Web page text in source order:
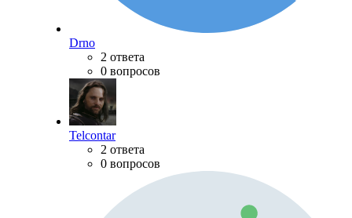
Drno
2 ответа
0 вопросов
Telcontar
2 ответа
0 вопросов